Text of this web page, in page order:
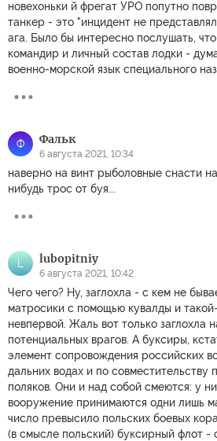
новехоньки й фрегат УРО попутно
танкер - это "инцидент не
ага. Было бы интересно послушать,
командир и личный состав лодки -
военно-морской язык специального
Ф Фальк
6 августа 2021, 10:34
наверно на винт рыболовные снасти
нибудь трос от буя...
L lubopitniy
6 августа 2021, 10:42
Чего чего? Ну, заглохла - с кем не
матросики с помощью кувалды и
невпервой. Жаль вот только заглохла
потенциальных врагов. А буксиры,
элемент сопровождения российских
дальних водах и по совместительству
поляков. Они и над собой смеются: у
вооружение принимаются одни лишь
число превысило польских боевых
(в смысле польский) буксирный флот